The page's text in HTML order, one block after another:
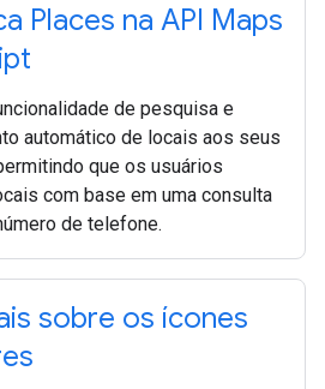
Places na API Maps
de pesquisa e
automático de locais aos seus
que os usuários
com base em uma consulta
de telefone.
sobre os ícones